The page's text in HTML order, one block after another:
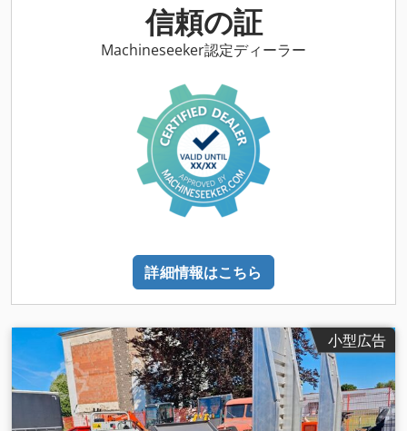
信頼の証
Machineseeker認定ディーラー
詳細情報はこちら
小型広告